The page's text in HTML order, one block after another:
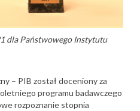
dla Państwowego Instytutu
– PIB został doceniony za
programu badawczego
rozpoznanie stopnia